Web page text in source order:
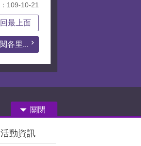
109-10-21
回最上面
各里...
關閉
活動資訊